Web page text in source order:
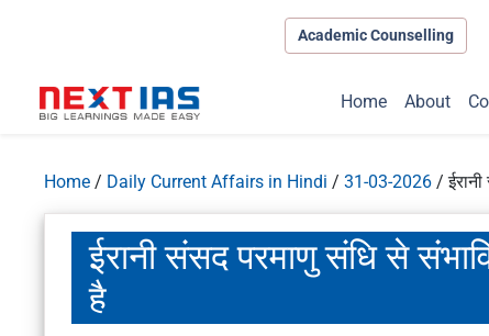
Academic Counselling
Home About
Home / Daily Current Affairs in Hindi / 31-03-2026 /
ईरानी संसद परमाणु संधि से
है